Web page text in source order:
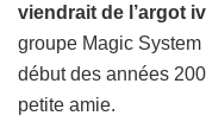
viendrait de l’argot
groupe Magic
début des années
petite amie.